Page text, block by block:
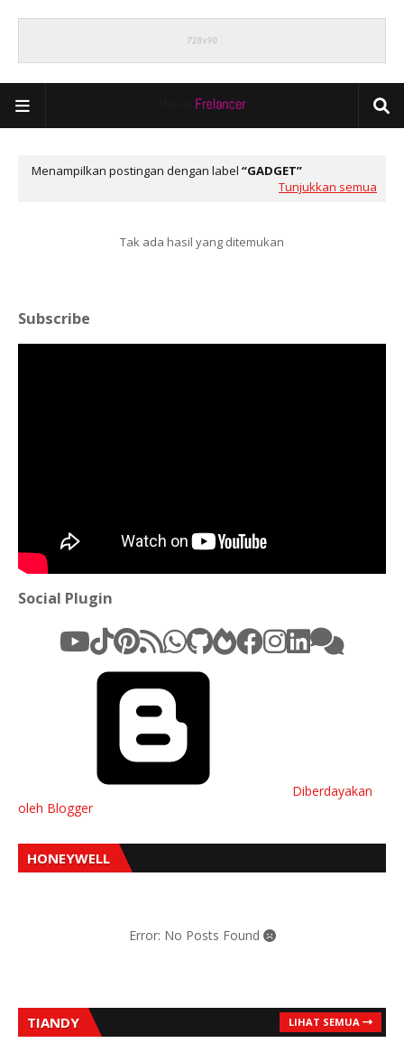
Menampilkan postingan dengan label
GADGET
Tunjukkan semua
Tak ada hasil yang ditemukan
Subscribe
Social Plugin
Diberdayakan
oleh Blogger
HONEYWELL
Error: No Posts Found
TIANDY LIHAT SEMUA